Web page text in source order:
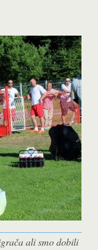
ali smo dobili